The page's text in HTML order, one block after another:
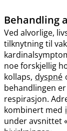
Behandling
Ved alvorlige,
tilknytning til
noe forskjellig
kollaps, dyspné
behandlingen
respirasjon.
kombinert med
under avsnittet